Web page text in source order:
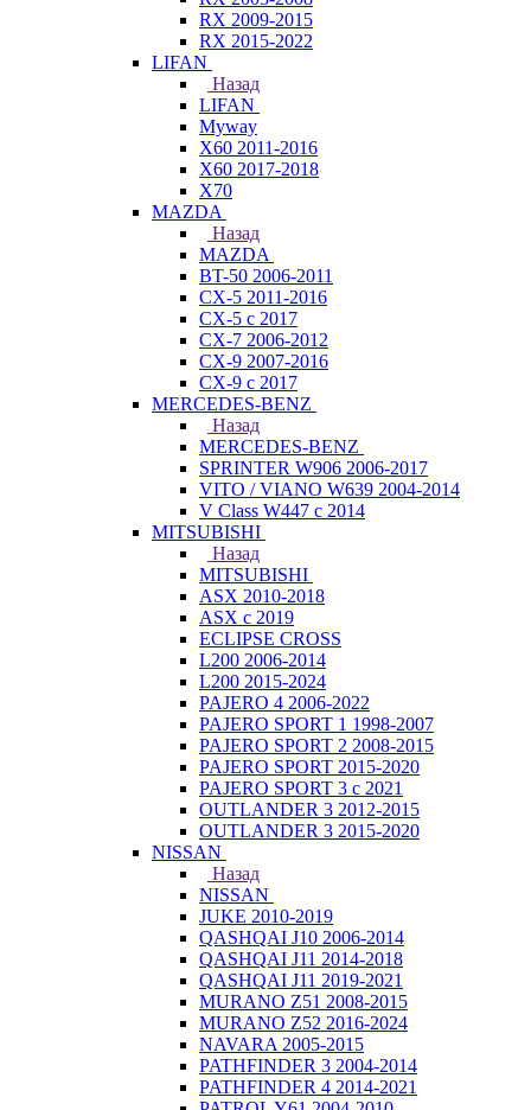
RX 2009-2015
RX 2015-2022
LIFAN
Назад
LIFAN
Myway
X60 2011-2016
X60 2017-2018
X70
MAZDA
Назад
MAZDA
BT-50 2006-2011
CX-5 2011-2016
CX-5 с 2017
CX-7 2006-2012
CX-9 2007-2016
CX-9 с 2017
MERCEDES-BENZ
Назад
MERCEDES-BENZ
SPRINTER W906 2006-2017
VITO / VIANO W639 2004-2014
V Class W447 с 2014
MITSUBISHI
Назад
MITSUBISHI
ASX 2010-2018
ASX с 2019
ECLIPSE CROSS
L200 2006-2014
L200 2015-2024
PAJERO 4 2006-2022
PAJERO SPORT 1 1998-2007
PAJERO SPORT 2 2008-2015
PAJERO SPORT 2015-2020
PAJERO SPORT 3 с 2021
OUTLANDER 3 2012-2015
OUTLANDER 3 2015-2020
NISSAN
Назад
NISSAN
JUKE 2010-2019
QASHQAI J10 2006-2014
QASHQAI J11 2014-2018
QASHQAI J11 2019-2021
MURANO Z51 2008-2015
MURANO Z52 2016-2024
NAVARA 2005-2015
PATHFINDER 3 2004-2014
PATHFINDER 4 2014-2021